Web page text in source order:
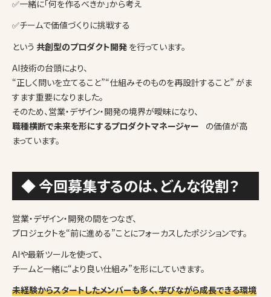
✅一緒に「何を作るべきか」から考え
✅チームで価値づくりに挑戦する
という 共創型のプロダクト開発 を行っています。
AI技術の台頭により、
“正しく問いを立てること”“仕組みそのものを再設計すること” がま
すます重要になりました。
そのため、営業・デザイン・開発の境界が曖昧になり、
職種横断で未来を形にするプロダクトマネージャー
の価値が高
まっています。
◆ 今回募集するのは、どんな役割？
営業・デザイン・開発の間をつなぎ、
プロジェクトを“前に進める”ことにフォーカスしたポジションです。
AIや最新ツールを使って、
チームと一緒に“より良い仕組み”を形にしていきます。
未経験からスタートしたメンバーも多く、学びながら成長できる環境